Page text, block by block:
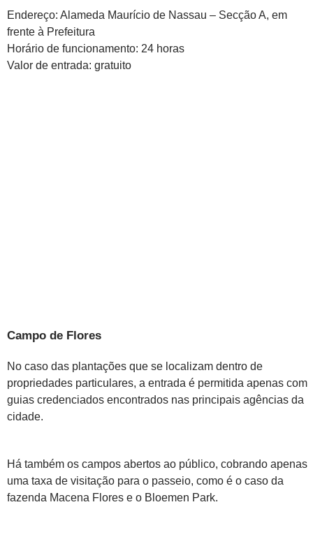
Endereço: Alameda Maurício de Nassau – Secção A, em
frente à Prefeitura
Horário de funcionamento: 24 horas
Valor de entrada: gratuito
Campo de Flores
No caso das plantações que se localizam dentro de
propriedades particulares, a entrada é permitida apenas com
guias credenciados encontrados nas principais agências da
cidade.
Há também os campos abertos ao público, cobrando apenas
uma taxa de visitação para o passeio, como é o caso da
fazenda Macena Flores e o Bloemen Park.